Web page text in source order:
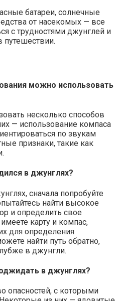
батареи, солнечные
от насекомых — все
с трудностями джунглей и
путешествии.
можно использовать
несколько способов
— использование компаса
по звукам
признаки, такие как
в джунглях?
сначала попробуйте
найти высокое
и определить свое
карту и компас,
для определения
найти путь обратно,
в джунгли.
в джунглях?
опасностей, с которыми